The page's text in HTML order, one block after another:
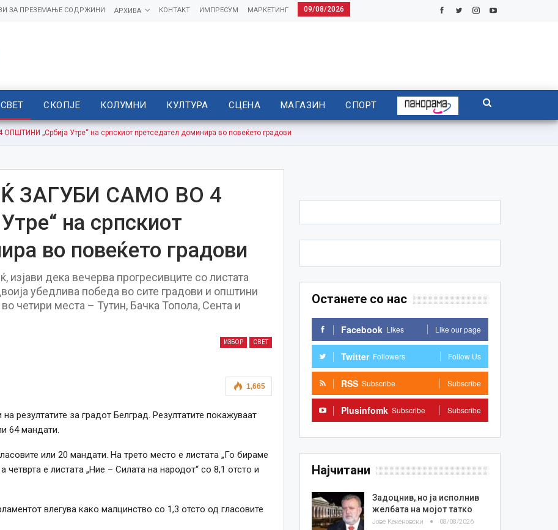
09/08/2026
МАРКЕТИНГ
ИМПРЕСУМ
КОНТАКТ
АРХИВА
ЗА ПРЕЗЕМАЊЕ СОДРЖИНИ
СВЕТ СКОПЈЕ КОЛУМНИ КУЛТУРА СЦЕНА МАГАЗИН СПОРТ
„Србија Утре“ на српскиот претседател доминира во повеќето градови
ЗАГУБИ САМО ВО 4
на српскиот
во повеќето градови
дека вечерва прогресивците со листата
убедлива победа во сите градови и општини
четири места – Тутин, Бачка Топола, Сента и
ИЗБОР СВЕТ
1,665
резултатите за градот Белград. Резултатите покажуваат
64 мандати.
или 20 мандати. На трето место е листата „Го бираме
четврта е листата „Ние – Силата на народот“ со 8,1 отсто и
влегува како малцинство со 1,3 отсто од гласовите
Останете со нас
Facebook Likes Like our page
Twitter Followers Follow Us
RSS Subscribe Subscribe
Plusinfomk Subscribe Subscribe
Најчитани
Задоцнив, но ја исполнив
желбата на мојот татко
Јове Кекеновски 08/08/2026